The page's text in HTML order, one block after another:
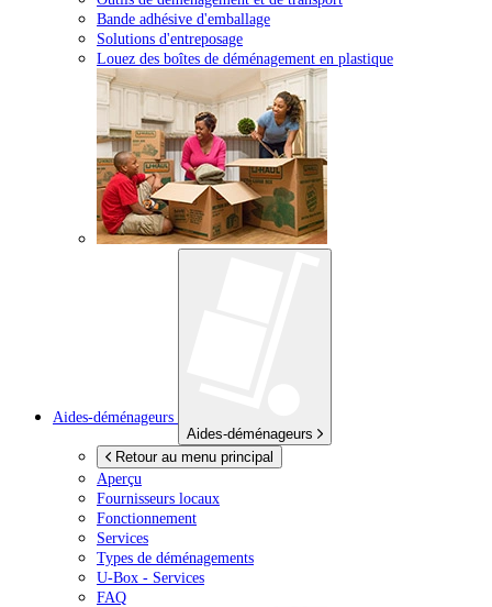
Bande adhésive d'emballage
Solutions d'entreposage
Louez des boîtes de déménagement en plastique
Aides-déménageurs
Aides-déménageurs
Retour au menu principal
Aperçu
Fournisseurs locaux
Fonctionnement
Services
Types de déménagements
U-Box - Services
FAQ